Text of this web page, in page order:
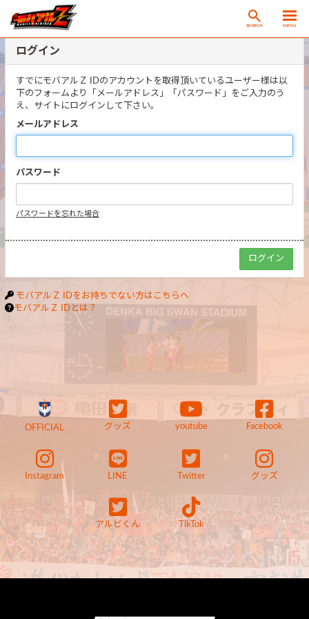
SEARCH MENU
ログイン
すでにモバアルＺ IDのアカウントを取得頂いているユーザー様は以
下のフォームより「メールアドレス」「パスワード」をご入力のう
え、サイトにログインして下さい。
メールアドレス
パスワード
パスワードを忘れた場合
モバアルＺ IDをお持ちでない方はこちらへ
モバアルＺ IDとは？
OFFICIAL グッズ youtube Facebook
Instagram LINE Twitter グッズ
アルビくん TikTok